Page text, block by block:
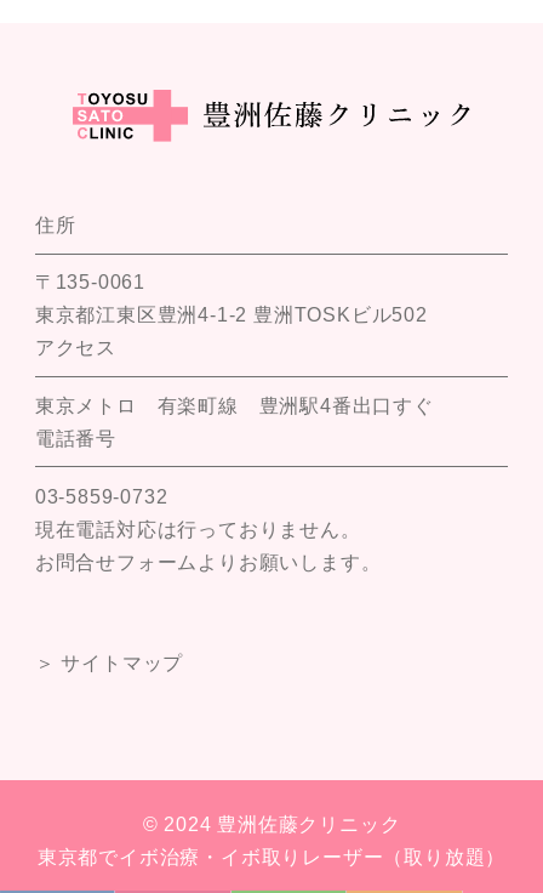
住所
〒135-0061
東京都江東区豊洲4-1-2 豊洲TOSKビル502
アクセス
東京メトロ 有楽町線 豊洲駅4番出口すぐ
電話番号
03-5859-0732
現在電話対応は行っておりません。
お問合せフォームよりお願いします。
＞ サイトマップ
© 2024 豊洲佐藤クリニック
東京都でイボ治療・イボ取りレーザー（取り放題）